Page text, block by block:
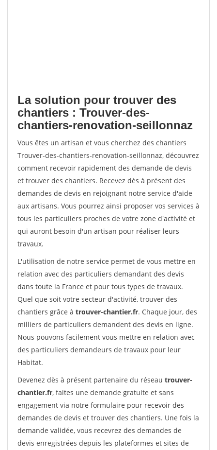
La solution pour trouver des
chantiers : Trouver-des-
chantiers-renovation-seillonnaz
Vous êtes un artisan et vous cherchez des chantiers
Trouver-des-chantiers-renovation-seillonnaz, découvrez
comment recevoir rapidement des demande de devis
et trouver des chantiers. Recevez dès à présent des
demandes de devis en rejoignant notre service d'aide
aux artisans. Vous pourrez ainsi proposer vos services à
tous les particuliers proches de votre zone d'activité et
qui auront besoin d'un artisan pour réaliser leurs
travaux.
L'utilisation de notre service permet de vous mettre en
relation avec des particuliers demandant des devis
dans toute la France et pour tous types de travaux.
Quel que soit votre secteur d'activité, trouver des
chantiers grâce à trouver-chantier.fr. Chaque jour, des
milliers de particuliers demandent des devis en ligne.
Nous pouvons facilement vous mettre en relation avec
des particuliers demandeurs de travaux pour leur
Habitat.
Devenez dès à présent partenaire du réseau trouver-
chantier.fr, faites une demande gratuite et sans
engagement via notre formulaire pour recevoir des
demandes de devis et trouver des chantiers. Une fois la
demande validée, vous recevrez des demandes de
devis enregistrées depuis les plateformes et sites de